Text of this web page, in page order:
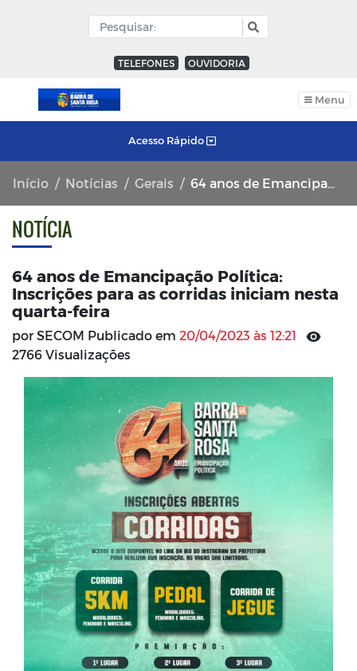
TELEFONES OUVIDORIA
Menu
Acesso Rápido
Início Notícias Gerais 64 anos de Emancipação Política: Inscrições para as corridas iniciam nesta quarta-feira
NOTÍCIA
64 anos de Emancipação Política:
Inscrições para as corridas iniciam nesta
quarta-feira
por SECOM Publicado em 20/04/2023 às 12:21
2766 Visualizações